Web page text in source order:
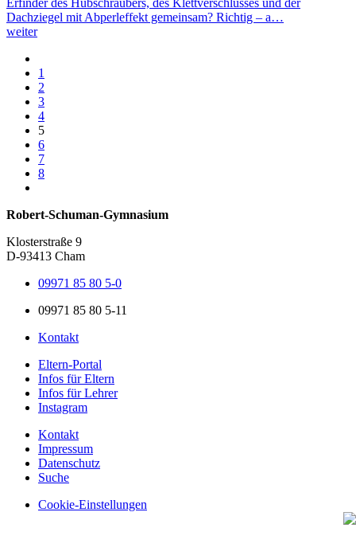
Dachziegel mit Abperleffekt gemeinsam? Richtig – a…
weiter
1
2
3
4
5
6
7
8
Robert-Schuman-Gymnasium
Klosterstraße 9
D-93413 Cham
09971 85 80 5-0
09971 85 80 5-11
Kontakt
Eltern-Portal
Infos für Eltern
Infos für Lehrer
Instagram
Kontakt
Impressum
Datenschutz
Suche
Cookie-Einstellungen